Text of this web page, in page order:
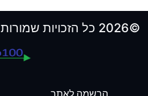
©2026 כל הזכויות שמורות לאתר הולכים-על-100
הרשמה לאתר